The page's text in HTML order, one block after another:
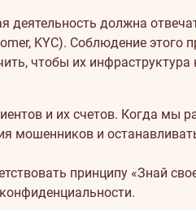
должна
KYC). Соблюдение
чтобы их
и их счетов. Когда
мошенников и
принципу «Знай